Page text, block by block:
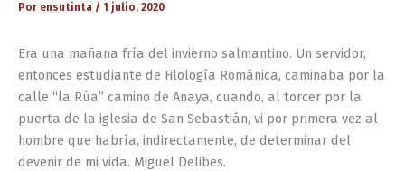
Por ensutinta / 1 julio, 2020
Era una mañana fría del invierno salmantino. Un servidor,
entonces estudiante de Filología Románica, caminaba por la
calle “la Rúa” camino de Anaya, cuando, al torcer por la
puerta de la iglesia de San Sebastián, vi por primera vez al
hombre que habría, indirectamente, de determinar del
devenir de mi vida. Miguel Delibes.